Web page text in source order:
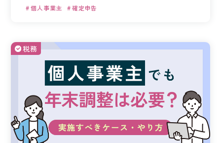
ワンストップ士業サポート
建設業者様向け
SOCIAL AND LABOR CORPORATION
キークレア社会保険労務士法人
REAL ESTATE CORPORATION
キークレア不動産株式会社
個人事業主 確定申告
税務